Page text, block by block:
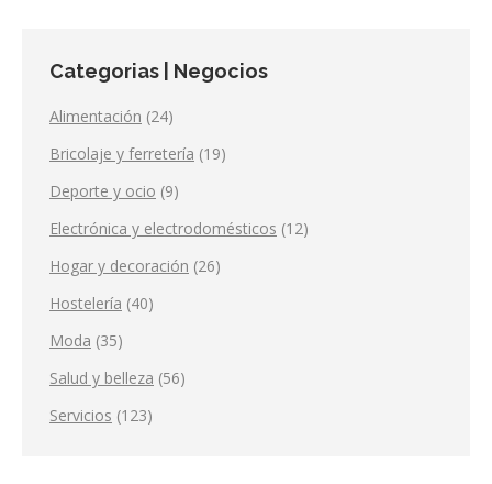
Categorias | Negocios
Alimentación (24)
Bricolaje y ferretería (19)
Deporte y ocio (9)
Electrónica y electrodomésticos (12)
Hogar y decoración (26)
Hostelería (40)
Moda (35)
Salud y belleza (56)
Servicios (123)